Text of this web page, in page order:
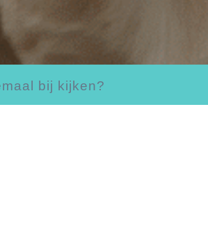
bij kijken?